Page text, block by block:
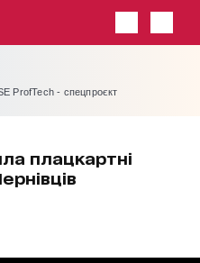
ProfTech - спецпроєкт
плацкартні